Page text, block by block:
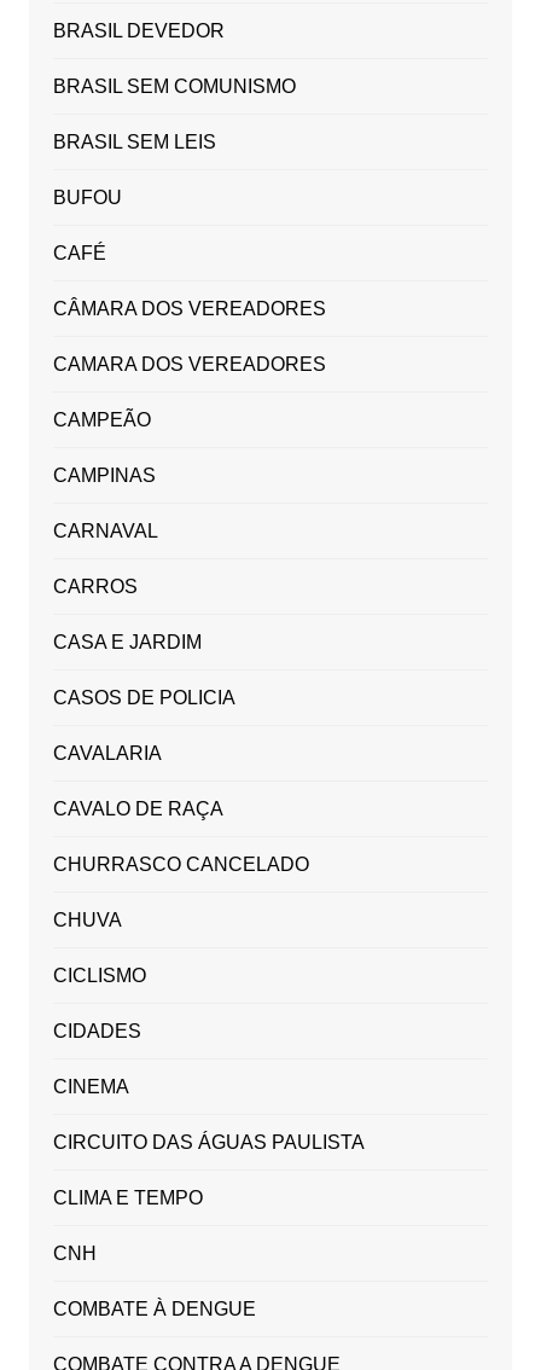
BRASIL DEVEDOR
BRASIL SEM COMUNISMO
BRASIL SEM LEIS
BUFOU
CAFÉ
CÂMARA DOS VEREADORES
CAMARA DOS VEREADORES
CAMPEÃO
CAMPINAS
CARNAVAL
CARROS
CASA E JARDIM
CASOS DE POLICIA
CAVALARIA
CAVALO DE RAÇA
CHURRASCO CANCELADO
CHUVA
CICLISMO
CIDADES
CINEMA
CIRCUITO DAS ÁGUAS PAULISTA
CLIMA E TEMPO
CNH
COMBATE À DENGUE
COMBATE CONTRA A DENGUE